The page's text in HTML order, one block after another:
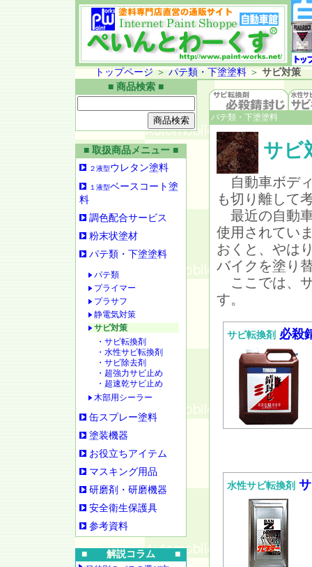
トップページ ＞ パテ類・下塗塗料＞ サビ対策
■ 商品検索 ■
■ 取扱商品メニュー ■
２液型ウレタン塗料
１液型ベースコート塗
料
調色配合サービス
粉末状塗材
パテ類・下塗塗料
パテ類
プライマー
プラサフ
静電気対策
サビ対策
・サビ転換剤
・水性サビ転換剤
・サビ除去剤
・超強力サビ止め
・超速乾サビ止め
木部用シーラー
缶スプレー塗料
塗装機器
お役立ちアイテム
マスキング用品
研磨剤・研磨機器
安全衛生保護具
参考資料
■ 解説コラム ■
パテ類・下塗塗料
サビ
自動車ボデ
も切り離して
最近の自動
使用されてい
おくと、やは
バイクを塗り
ここでは、
す。
サビ転換剤必殺
水性サビ転換剤サ